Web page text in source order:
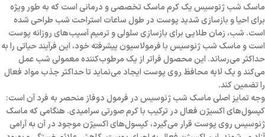
ماسک شب ژنوسیس یک کرم ماسک تخصصی و درمانی است که به طور ویژه
برای احیا و بازسازی شدید پوست در طول ساعات استراحت شب طراحی شده
است. شب، زمان طلایی برای بازسازی سلولی و ترمیم آسیب‌های روزانه پوست
است و ماسک شب ژنوسیس با فرمولاسیون پیشرفته خود، این فرآیند حیاتی را به
حداکثر می‌رساند. این محصول فراتر از یک مرطوب‌کننده معمولی شب عمل
می‌کند و یک لایه محافظ روی پوست ایجاد می‌نماید تا حداکثر جذب مواد فعال
را تضمین کند.
وجه تمایز اصلی ماسک شب ژنوسیس در فرمول دوفاز منحصر به فرد آن است:
کپسول‌های اکسیژن فعال در ترکیب با کرم صورتی سرامیدی. هنگامی که ماسک
ژنوسیس روی پوست قرار می‌گیرد، کپسول‌های اکسیژن موجود در آن به آرامی